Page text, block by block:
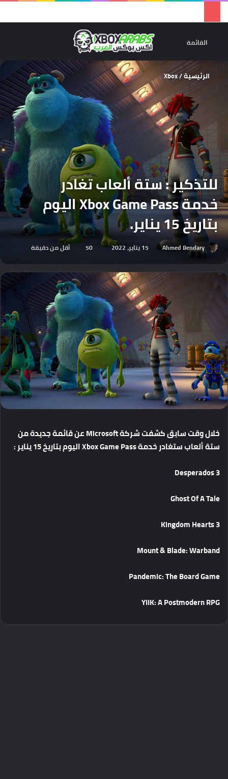
القائمة
الرئيسية/
Xbox
للتذكير : ستة ألعاب تغادر
خدمة Xbox Game Pass اليوم
بتاريخ 15 يناير.
Ahmed Bendary 15 يناير، 2022 50 أقل من دقيقة
خلالوقتسابقكشفتشركة عنقائمةجديدةمن
ستةألعابستغادرخدمة اليومبتاريخ يناير:
Desperados 3
Ghost Of A Tale
Kingdom Hearts 3
Mount & Blade: Warband
Pandemic: The Board Game
YIIK: A Postmodern RPG